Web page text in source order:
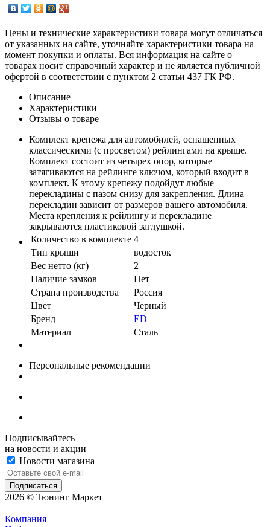
Цены и технические характеристики товара могут отличаться
от указанных на сайте, уточняйте характеристики товара на
момент покупки и оплаты. Вся информация на сайте о
товарах носит справочный характер и не является публичной
офертой в соответствии с пунктом 2 статьи 437 ГК РФ.
Описание
Характеристики
Отзывы о товаре
Комплект крепежа для автомобилей, оснащенных
классическими (с просветом) рейлингами на крыше.
Комплект состоит из четырех опор, которые
затягиваются на рейлинге ключом, который входит в
комплект. К этому крепежу подойдут любые
перекладины с пазом снизу для закрепления. Длина
перекладин зависит от размеров вашего автомобиля.
Места крепления к рейлингу и перекладине
закрываются пластиковой заглушкой.
Количество в комплекте 4
Тип крыши
водосток
Вес нетто (кг)
2
Наличие замков
Нет
Страна производства
Россия
Цвет
Черный
Бренд
ED
Материал
Сталь
Персональные рекомендации
Подписывайтесь
на новости и акции
Новости магазина
2026 © Тюнинг Маркет
Компания